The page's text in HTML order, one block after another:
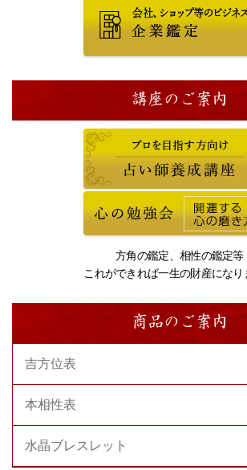
講座のご案内
方角の鑑定、相性の鑑定等
これができれば一生の財産になり
商品のご案内
吉方位表
本相性表
水晶ブレスレット